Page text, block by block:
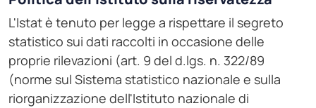
L'Istat è tenuto per legge a rispettare il segreto
statistico sui dati raccolti in occasione delle
proprie rilevazioni (art. 9 del d.lgs. n. 322/89
(norme sul Sistema statistico nazionale e sulla
riorganizzazione dell'Istituto nazionale di